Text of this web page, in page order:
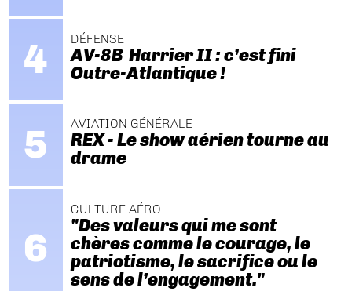
DÉFENSE
AV-8B Harrier II : c’est fini
Outre-Atlantique !
AVIATION GÉNÉRALE
REX - Le show aérien tourne au
drame
CULTURE AÉRO
"Des valeurs qui me sont
chères comme le courage, le
patriotisme, le sacrifice ou le
sens de l’engagement."